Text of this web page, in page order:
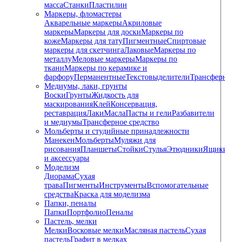
массаСтанкиПластилин
Маркеры, фломастеры
Акварельные маркерыАкриловые
маркерыМаркеры для доскиМаркеры по
кожеМаркеры для татуПигментныеCпиртовые
маркеры для скетчингаЛаковыеМаркеры по
металлуМеловые маркерыМаркеры по
тканиМаркеры по керамике и
фарфоруПерманентныеТекстовыделители
Медиумы, лаки, грунты
ВоскиГрунтыЖидкость для
маскированияКлейКонсервация,
реставрацияЛакиМаслаПасты и гелиРазбавители
и медиумыТрансферное средство
Мольберты и студийные принадлежности
МанекенМольбертыМуляжи для
рисованияПланшетыСтойкиСтульяЭтюдники
и аксессуары
Моделизм
ДиорамаСухая
траваПигментыИнструментыВспомогательные
средстваКраска для моделизма
Папки, пеналы
ПапкиПортфолиоПеналы
Пастель, мелки
МелкиВосковые мелкиМасляная пастельСухая
пастельГрафит в мелках